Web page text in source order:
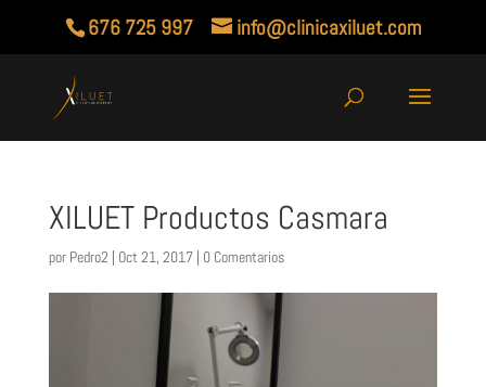
676 725 997 info@clinicaxiluet.com
XILUET Productos Casmara
por Pedro2 | Oct 21, 2017| 0 Comentarios